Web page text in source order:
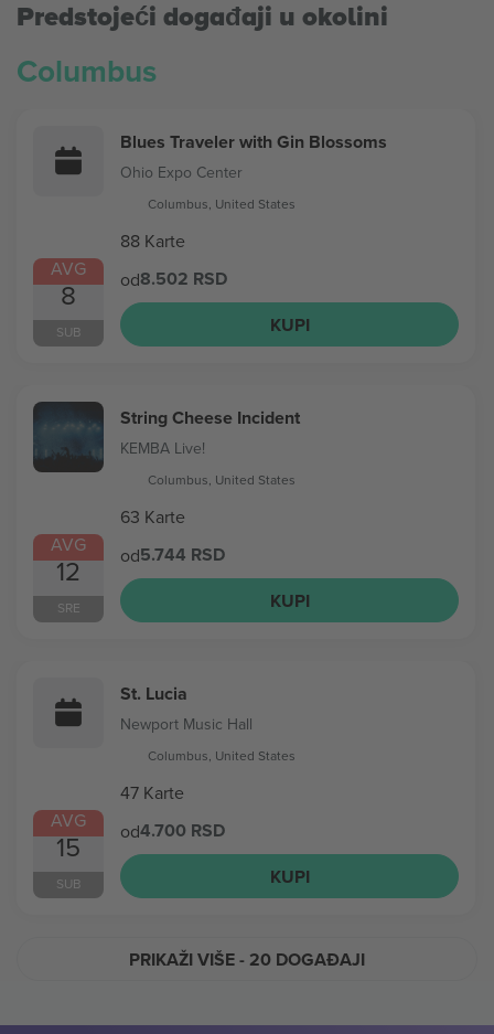
Predstojeći događaji u okolini
Columbus
AVG
8
SUB
Blues Traveler with Gin Blossoms
Ohio Expo Center
Columbus, United States
88 Karte
od8.502 RSD
KUPI
AVG
12
SRE
String Cheese Incident
KEMBA Live!
Columbus, United States
63 Karte
od5.744 RSD
KUPI
AVG
15
SUB
St. Lucia
Newport Music Hall
Columbus, United States
47 Karte
od4.700 RSD
KUPI
PRIKAŽI VIŠE- 20 DOGAĐAJI